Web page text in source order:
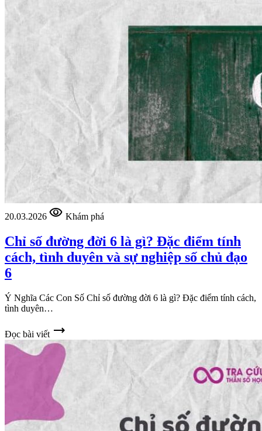
20.03.2026 visibility Khám phá
Chỉ số đường đời 6 là gì? Đặc điểm tính
cách, tình duyên và sự nghiệp số chủ đạo
6
Ý Nghĩa Các Con Số Chỉ số đường đời 6 là gì? Đặc điểm tính cách,
tình duyên…
Đọc bài viết trending_flat